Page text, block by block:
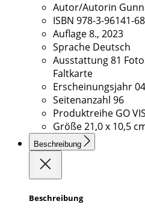
Autor/Autorin
ISBN 978-3-96141-
Auflage8., 2023
Sprache Deutsch
Ausstattung81
Faltkarte
Erscheinungsjahr
Seitenanzahl 96
Produktreihe GO
Größe21,0 x 10,5
Beschreibung
Beschreibung